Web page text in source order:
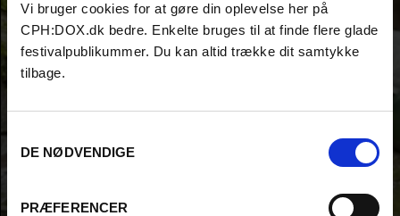
Vi bruger cookies for at gøre din oplevelse her på
CPH:DOX.dk bedre. Enkelte bruges til at finde flere glade
festivalpublikummer. Du kan altid trække dit samtykke
tilbage.
Samtykkevalg
DE NØDVENDIGE
PRÆFERENCER